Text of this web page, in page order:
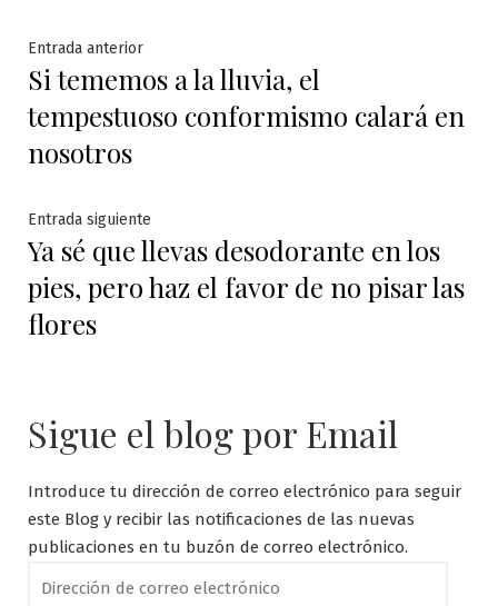
Navegación
de
entradas
Entrada anteriorEntrada
anterior:
Si tememos a la lluvia, el
tempestuoso conformismo calará en
nosotros
Entrada siguiente
siguiente:
Ya sé que llevas desodorante en los
pies, pero haz el favor de no pisar las
flores
Sigue el blog por Email
Introduce tu dirección de correo electrónico para seguir
este Blog y recibir las notificaciones de las nuevas
publicaciones en tu buzón de correo electrónico.